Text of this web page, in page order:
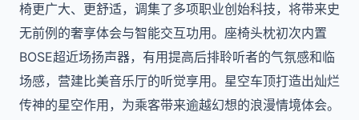
椅更广大、更舒适，调集了多项职业创始科技，将带来史
无前例的奢享体会与智能交互功用。座椅头枕初次内置
BOSE超近场扬声器，有用提高后排聆听者的气氛感和临
场感，营建比美音乐厅的听觉享用。星空车顶打造出灿烂
传神的星空作用，为乘客带来逾越幻想的浪漫情境体会。